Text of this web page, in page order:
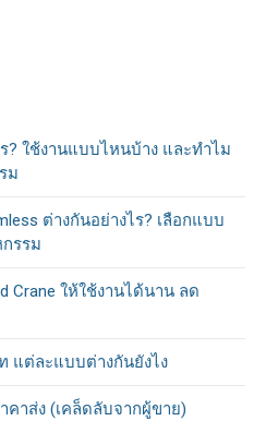
? ใช้งานแบบไหนบ้าง และทำไม
ม
ต่างกันอย่างไร? เลือกแบบ
รรม
Crane ให้ใช้งานได้นาน ลด
แต่ละแบบต่างกันยังไง
คาส่ง (เคล็ดลับจากผู้ขาย)